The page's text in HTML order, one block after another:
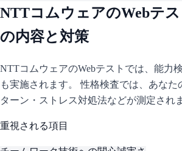
NTTコムウェアのWebテ
の内容と対策
NTTコムウェアのWebテストでは、能力
も実施されます。 性格検査では、あな
ターン・ストレス対処法などが測定され
重視される項目